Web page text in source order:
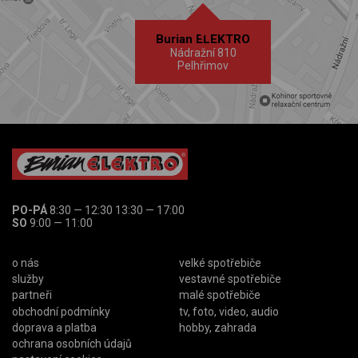
Burian ELEKTRO
Nádražní 810
Pelhřimov
PO-PÁ8:30 — 12:30 13:30 — 17:00
SO 9:00 — 11:00
o nás
služby
partneři
obchodní podmínky
doprava a platba
ochrana osobních údajů
velké spotřebiče
vestavné spotřebiče
malé spotřebiče
tv, foto, video, audio
hobby, zahrada